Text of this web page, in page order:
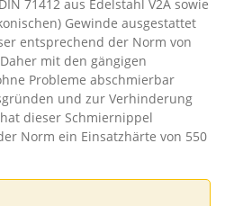
71412 aus Edelstahl V2A sowie
Gewinde ausgestattet
entsprechend der Norm von
mit den gängigen
Probleme abschmierbar
und zur Verhinderung
dieser Schmiernippel
Norm ein Einsatzhärte von 550